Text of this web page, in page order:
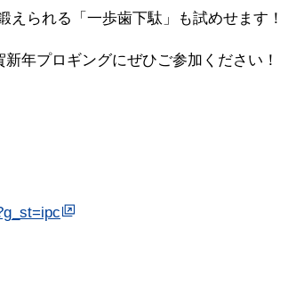
られる「一歩歯下駄」も試めせます！
年プロギングにぜひご参加ください！